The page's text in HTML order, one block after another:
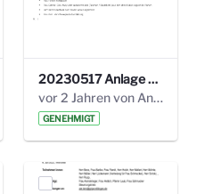
20230517 Anlage 1_35. Steuerungskreis.pdf
vor 2 Jahren von Anni Schlumberger
GENEHMIGT